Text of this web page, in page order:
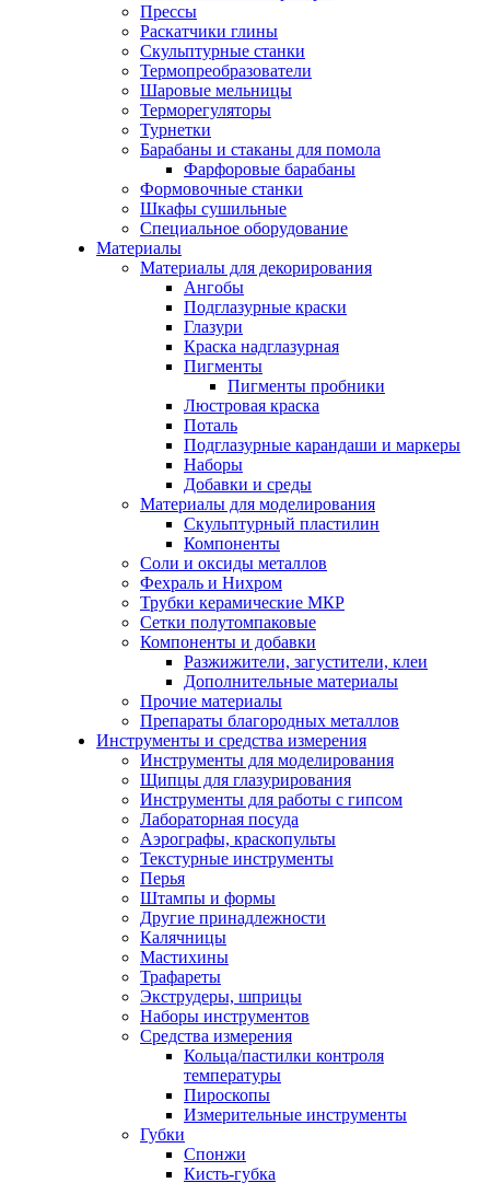
Прессы
Раскатчики глины
Скульптурные станки
Термопреобразователи
Шаровые мельницы
Терморегуляторы
Турнетки
Барабаны и стаканы для помола
Фарфоровые барабаны
Формовочные станки
Шкафы сушильные
Специальное оборудование
Материалы
Материалы для декорирования
Ангобы
Подглазурные краски
Глазури
Краска надглазурная
Пигменты
Пигменты пробники
Люстровая краска
Поталь
Подглазурные карандаши и маркеры
Наборы
Добавки и среды
Материалы для моделирования
Скульптурный пластилин
Компоненты
Соли и оксиды металлов
Фехраль и Нихром
Трубки керамические МКР
Сетки полутомпаковые
Компоненты и добавки
Разжижители, загустители, клеи
Дополнительные материалы
Прочие материалы
Препараты благородных металлов
Инструменты и средства измерения
Инструменты для моделирования
Щипцы для глазурирования
Инструменты для работы с гипсом
Лабораторная посуда
Аэрографы, краскопульты
Текстурные инструменты
Перья
Штампы и формы
Другие принадлежности
Калячницы
Мастихины
Трафареты
Экструдеры, шприцы
Наборы инструментов
Средства измерения
Кольца/пастилки контроля
температуры
Пироскопы
Измерительные инструменты
Губки
Спонжи
Кисть-губка